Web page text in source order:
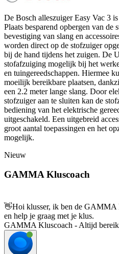
De Bosch alleszuiger Easy Vac 3
Plaats besparend opbergen van
bevestiging van slang en
worden direct op de stofzuiger
bij de hand tijdens het zuigen. De
stofafzuiging mogelijk bij het
en tuingereedschappen. Hiermee
moeilijk bereikbare plaatsen,
een 2.2 meter lange slang. Door
stofzuiger aan te sluiten kan de
bediening van het elektrische
uitgeschakeld. Een uitgebreid
groot aantal toepassingen en het
mogelijk.
Nieuw
GAMMA Kluscoach
👋Hoi klusser, ik ben de GAMMA
en help je graag met je klus.
GAMMA Kluscoach - Altijd